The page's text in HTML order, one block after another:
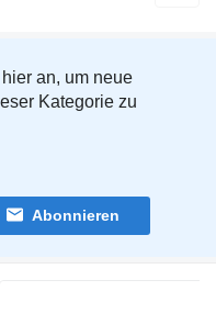
an, um neue
Kategorie zu
Abonnieren